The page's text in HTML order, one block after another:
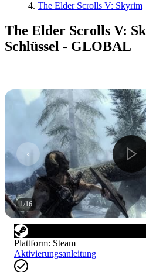
The Elder Scrolls V: Skyrim
The Elder Scrolls V:
Schlüssel - GLOBAL
1/16
Plattform: Steam
Aktivierungsanleitung